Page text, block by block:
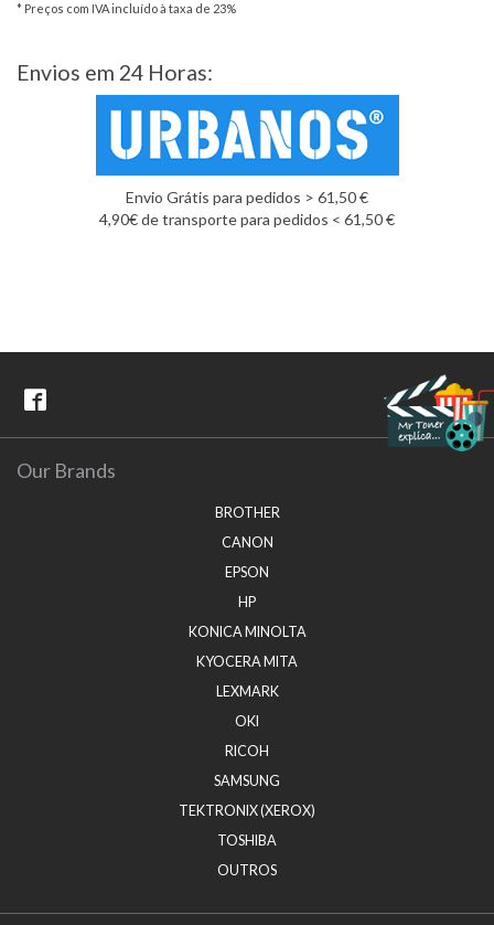
* Preços com IVA incluído à taxa de 23%
Envios em 24 Horas:
Envio Grátis para pedidos > 61,50 €
4,90€ de transporte para pedidos < 61,50 €
Our Brands
BROTHER
CANON
EPSON
HP
KONICA MINOLTA
KYOCERA MITA
LEXMARK
OKI
RICOH
SAMSUNG
TEKTRONIX (XEROX)
TOSHIBA
OUTROS